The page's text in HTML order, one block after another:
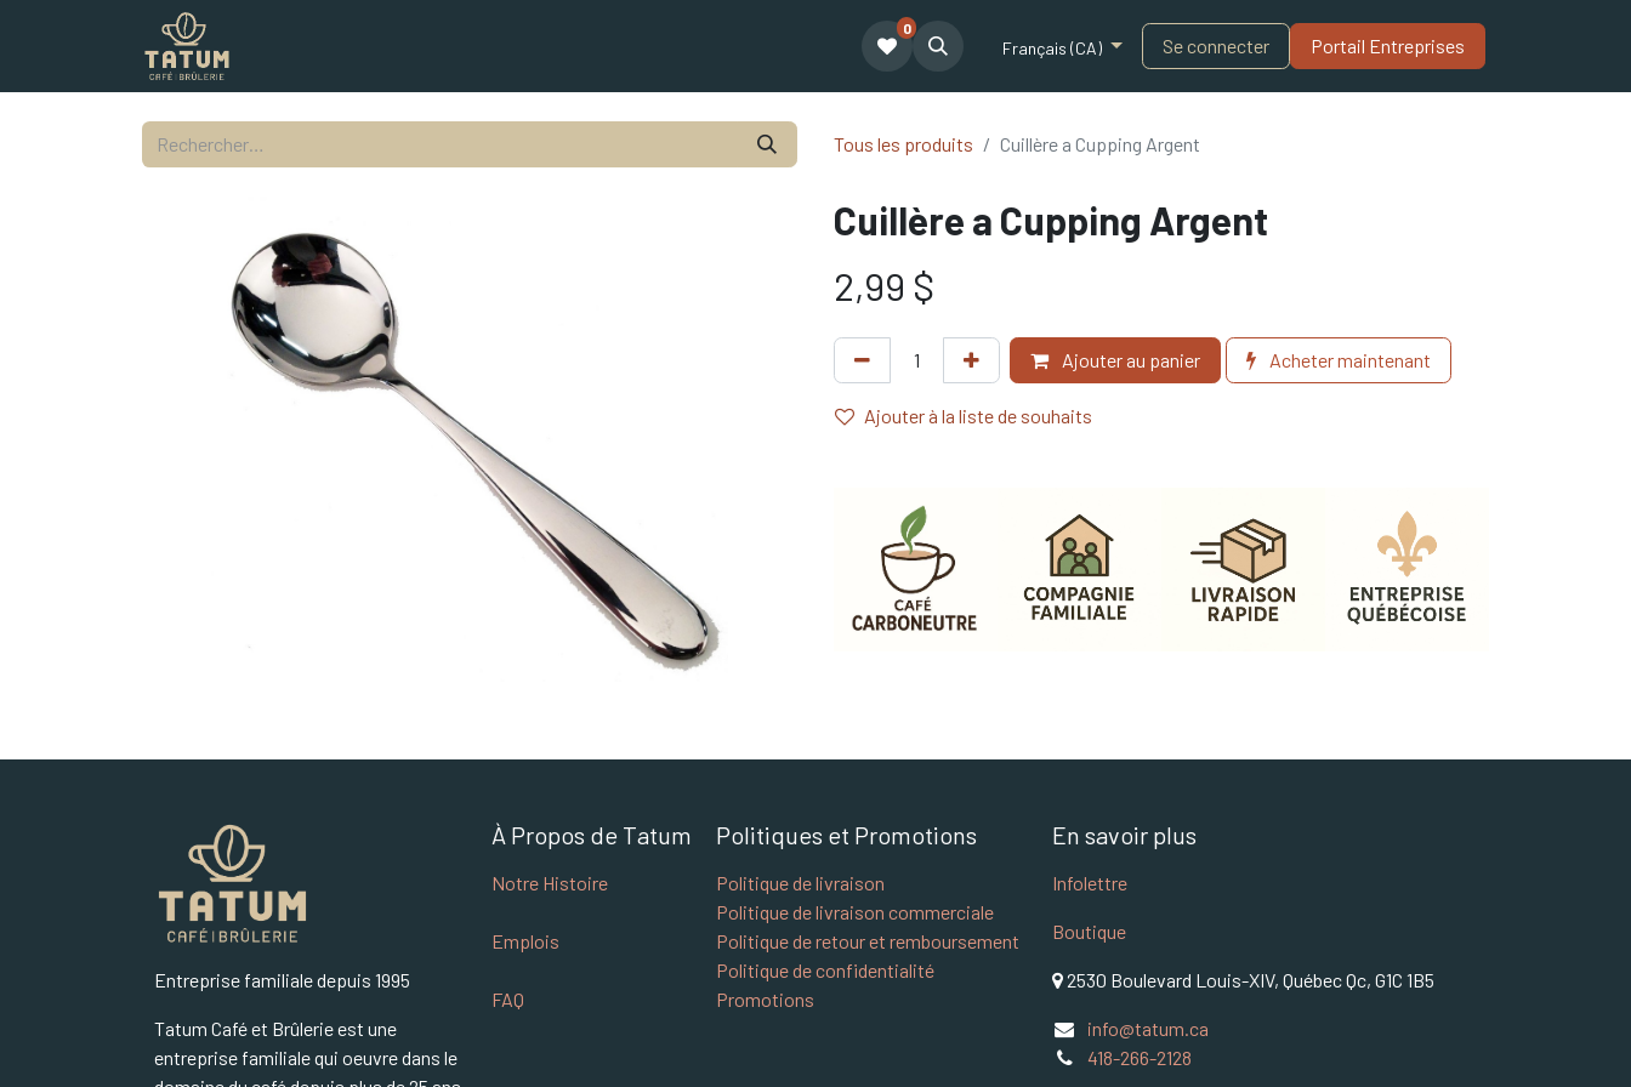
Notre équipe Partenariat Blogue
0
Français (CA) Se connecter Portail Entreprises​
Tous les produits Cuillère a Cupping Argent
Cuillère a Cupping Argent
2,99 $
Ajouter au panier Acheter maintenant
Ajouter à la liste de souhaits
En savoir plus
Infolettre
Boutique
2530 Boulevard Louis-XIV, Québec Qc, G1C 1B5
info@tatum.ca
418-266-2128
À Propos de Tatum
Notre Histoire
Emplois
FAQ
Entreprise familiale depuis 1995
Tatum Café et Brûlerie est une
entreprise familiale qui oeuvre dans le
Politiques et Promotions
Politique de livraison
Politique de livraison commerciale
Politique de retour et remboursement
Politique de confidentialité
Promotions